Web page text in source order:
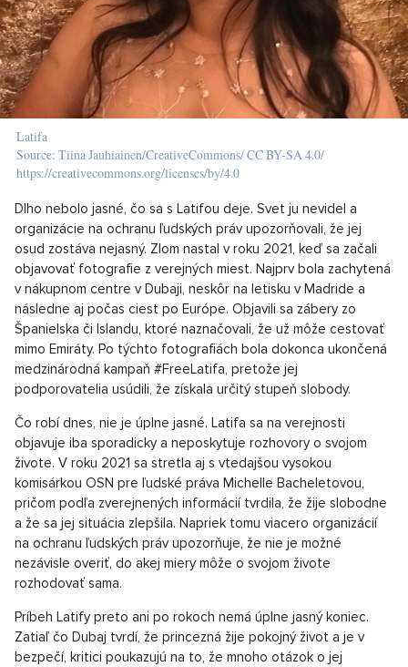
Latifa
Source: Tiina Jauhiainen/CreativeCommons/ CC BY-SA 4.0/
https://creativecommons.org/licenses/by/4.0
Dlho nebolo jasné, čo sa s Latifou deje. Svet ju nevidel a
organizácie na ochranu ľudských práv upozorňovali, že jej
osud zostáva nejasný. Zlom nastal v roku 2021, keď sa začali
objavovať fotografie z verejných miest. Najprv bola zachytená
v nákupnom centre v Dubaji, neskôr na letisku v Madride a
následne aj počas ciest po Európe. Objavili sa zábery zo
Španielska či Islandu, ktoré naznačovali, že už môže cestovať
mimo Emiráty. Po týchto fotografiách bola dokonca ukončená
medzinárodná kampaň #FreeLatifa, pretože jej
podporovatelia usúdili, že získala určitý stupeň slobody.
Čo robí dnes, nie je úplne jasné. Latifa sa na verejnosti
objavuje iba sporadicky a neposkytuje rozhovory o svojom
živote. V roku 2021 sa stretla aj s vtedajšou vysokou
komisárkou OSN pre ľudské práva Michelle Bacheletovou,
pričom podľa zverejnených informácií tvrdila, že žije slobodne
a že sa jej situácia zlepšila. Napriek tomu viacero organizácií
na ochranu ľudských práv upozorňuje, že nie je možné
nezávisle overiť, do akej miery môže o svojom živote
rozhodovať sama.
Príbeh Latify preto ani po rokoch nemá úplne jasný koniec.
Zatiaľ čo Dubaj tvrdí, že princezná žije pokojný život a je v
bezpečí, kritici poukazujú na to, že mnoho otázok o jej